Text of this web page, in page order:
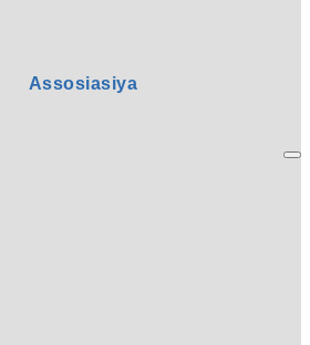
Assosiasiya